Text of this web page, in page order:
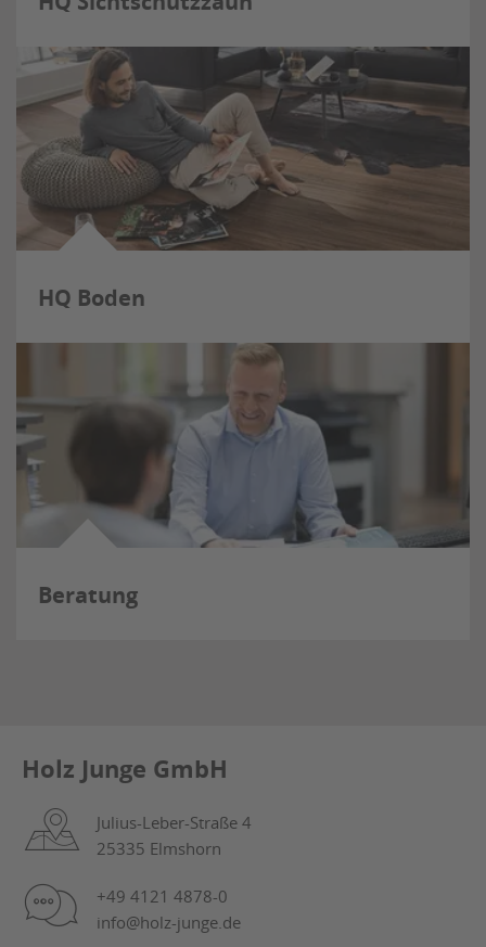
HQ Boden
Beratung
Holz Junge GmbH
Julius-Leber-Straße 4
25335 Elmshorn
+49 4121 4878-0
info@holz-junge.de